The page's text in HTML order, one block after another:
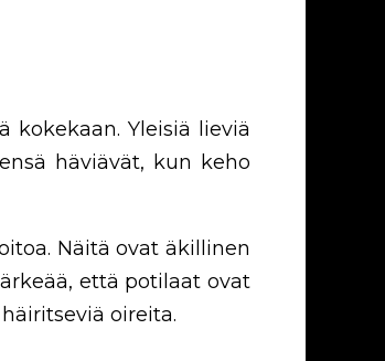
Yleisiä lieviä
häviävät, kun keho
Näitä ovat äkillinen
että potilaat ovat
oireita.